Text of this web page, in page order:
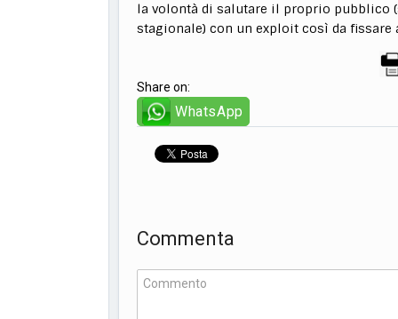
la volontà di salutare il proprio pubblico
stagionale) con un exploit così da
Share on:
WhatsApp
Commenta